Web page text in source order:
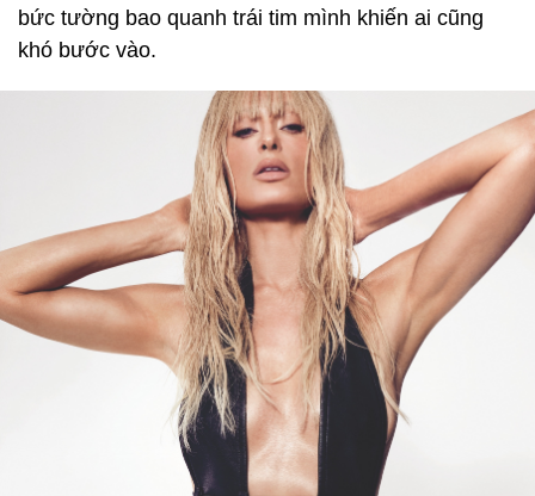
bức tường bao quanh trái tim mình khiến ai cũng
khó bước vào.